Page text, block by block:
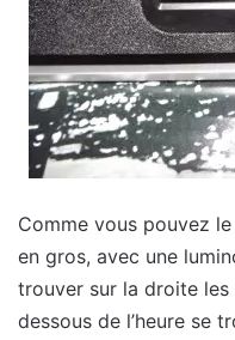
Comme vous pouvez
en gros, avec une
trouver sur la droite les
dessous de l’heure se